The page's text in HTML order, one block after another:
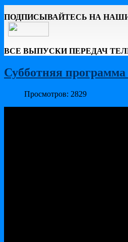
ПОДПИСЫВАЙТЕСЬ НА
ВСЕ ВЫПУСКИ ПЕРЕДАЧ
Субботняя программа
Просмотров: 2829